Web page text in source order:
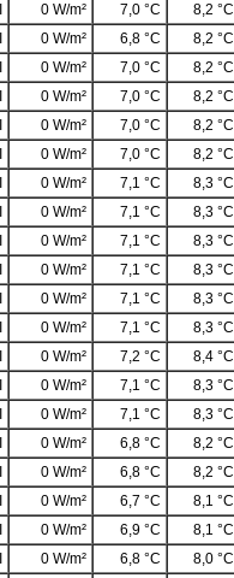
0 W/m² 7,0 °C 8,2 °C
0 W/m² 6,8 °C 8,2 °C
0 W/m² 7,0 °C 8,2 °C
0 W/m² 7,0 °C 8,2 °C
0 W/m² 7,0 °C 8,2 °C
0 W/m² 7,0 °C 8,2 °C
0 W/m² 7,1 °C 8,3 °C
0 W/m² 7,1 °C 8,3 °C
0 W/m² 7,1 °C 8,3 °C
0 W/m² 7,1 °C 8,3 °C
0 W/m² 7,1 °C 8,3 °C
0 W/m² 7,1 °C 8,3 °C
0 W/m² 7,2 °C 8,4 °C
0 W/m² 7,1 °C 8,3 °C
0 W/m² 7,1 °C 8,3 °C
0 W/m² 6,8 °C 8,2 °C
0 W/m² 6,8 °C 8,2 °C
0 W/m² 6,7 °C 8,1 °C
0 W/m² 6,9 °C 8,1 °C
0 W/m² 6,8 °C 8,0 °C